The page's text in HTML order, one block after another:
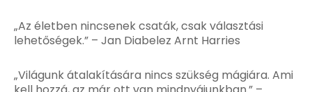
„Az életben nincsenek csaták, csak választási
lehetőségek.” – Jan Diabelez Arnt Harries
„Világunk átalakítására nincs szükség mágiára. Ami